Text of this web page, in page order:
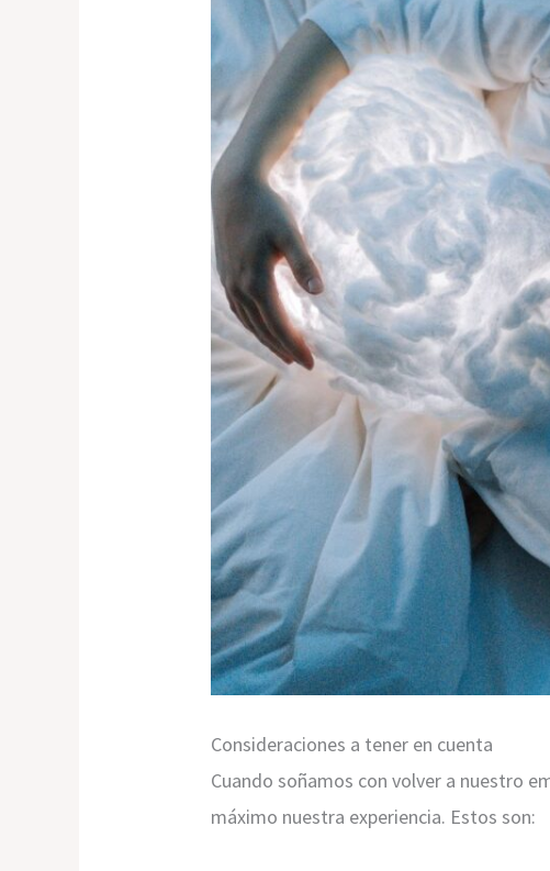
Consideraciones a tener en cuenta
Cuando soñamos con volver a nuestro
máximo nuestra experiencia. Estos son: